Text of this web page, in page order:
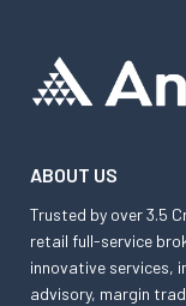
ABOUT US
Trusted by over 3.5
retail full-service
innovative services,
advisory, margin